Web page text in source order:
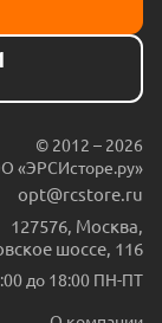
© 2012 – 2026
«ЭРСИсторе.ру»
opt@rcstore.ru
127576 Москва
шоссе, 116
до 18:00 ПН-ПТ